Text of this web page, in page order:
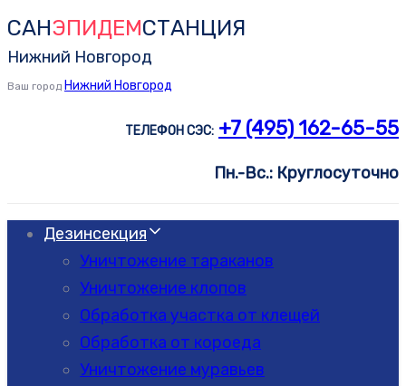
Skip
links
Skip
to
primary
САНЭПИДЕМСТАНЦИЯ
Нижний Новгород
Ваш город Нижний Новгород
ТЕЛЕФОН СЭС: +7 (495) 162-65-55
Пн.-Вс.: Круглосуточно
Дезинсекция
Уничтожение тараканов
Уничтожение клопов
Обработка участка от клещей
Обработка от короеда
Уничтожение муравьев